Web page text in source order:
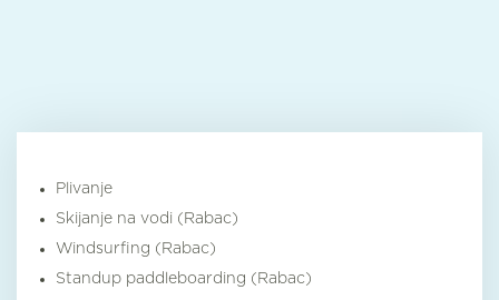
Plivanje
Skijanje na vodi (Rabac)
Windsurfing (Rabac)
Standup paddleboarding (Rabac)